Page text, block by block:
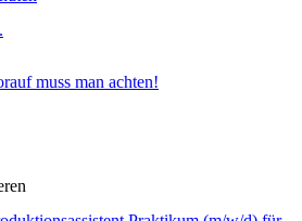
muss man achten!